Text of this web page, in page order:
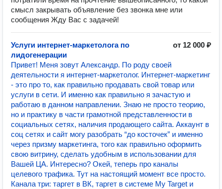
смысл закрывать объявление без звонка мне или
сообщения Жду Вас с задачей!
Услуги интернет-маркетолога по
лидогенерации
от 12 000 ₽
Привет! Меня зовут Александр. По роду своей
деятельности я интернет-маркетолог. Интернет-маркетинг
- это про то, как правильно продавать свой товар или
услуги в сети. И именно как правильно я зачастую и
работаю в данном направлении. Знаю не просто теорию,
но и практику в части грамотной представленности в
социальных сетях, наличия продающего сайта. Аккаунт в
соц сетях и сайт могу разобрать “до косточек” и именно
через призму маркетинга, того как правильно оформить
свою витрину, сделать удобным в использовании для
Вашей ЦА. Интересно? Окей, теперь про каналы
целевого трафика. Тут на настоящий момент все просто.
Канала три: таргет в ВК, таргет в системе My Target и